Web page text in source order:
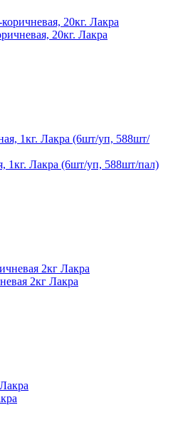
20кг. Лакра
1кг. Лакра (6шт/уп, 588шт/пал)
2кг Лакра